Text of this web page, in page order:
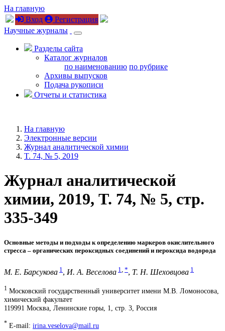
На главную
Вход
Регистрация
Научные журналы
Разделы сайта
Каталог журналов
по наименованию по рубрике
Архивы выпусков
Подача рукописи
Отчеты и статистика
На главную
Электронные версии
Журнал аналитической химии
T. 74, № 5, 2019
Журнал аналитической
химии, 2019, T. 74, № 5, стр.
335-349
Основные методы и подходы к определению маркеров окислительного
стресса – органических пероксидных соединений и пероксида водорода
М. Е. Барсукова 1 , И. А. Веселова 1 *, Т. Н. Шеховцова 1
1 Московский государственный университет имени М.В. Ломоносова,
химический факультет
119991 Москва, Ленинские горы, 1, стр. 3, Россия
* E-mail: irina.veselova@mail.ru